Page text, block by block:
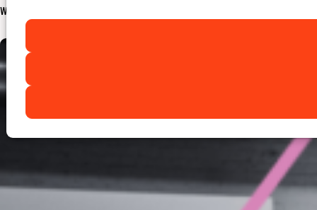
waarom De Transformisten deze campagne steunt en hoe jij dat ook